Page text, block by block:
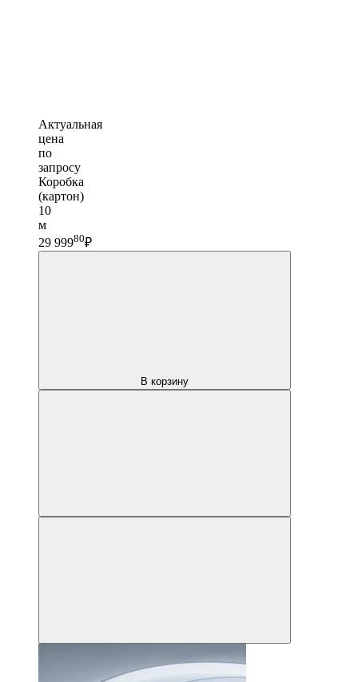
Актуальная
цена
по
запросу
Коробка
(картон)
10
м
29 99980₽
В корзину